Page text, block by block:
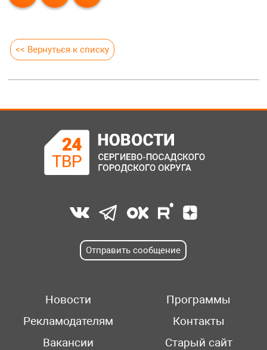
<< Вернуться к списку
Отправить сообщение
Новости
Программы
Рекламодателям
Контакты
Вакансии
Старый сайт